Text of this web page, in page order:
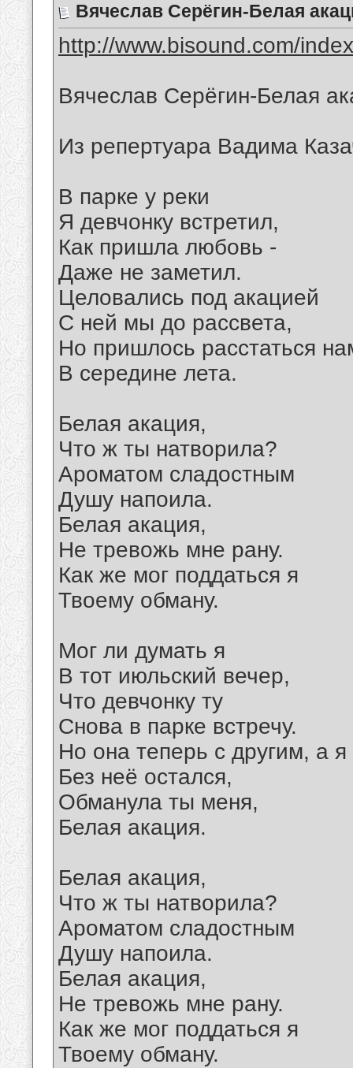
Вячеслав Серёгин-Белая
http://www.bisound.com/
Вячеслав Серёгин-Белая
Из репертуара Вадима
В парке у реки
Я девчонку встретил,
Как пришла любовь -
Даже не заметил.
Целовались под акацией
С ней мы до рассвета,
Но пришлось расстаться
В середине лета.
Белая акация,
Что ж ты натворила?
Ароматом сладостным
Душу напоила.
Белая акация,
Не тревожь мне рану.
Как же мог поддаться я
Твоему обману.
Мог ли думать я
В тот июльский вечер,
Что девчонку ту
Снова в парке встречу.
Но она теперь с другим, а я
Без неё остался,
Обманула ты меня,
Белая акация.
Белая акация,
Что ж ты натворила?
Ароматом сладостным
Душу напоила.
Белая акация,
Не тревожь мне рану.
Как же мог поддаться я
Твоему обману.